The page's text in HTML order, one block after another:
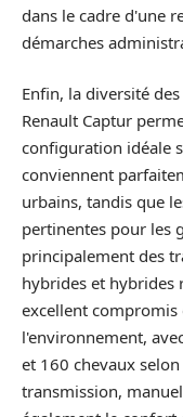
dans le cadre d'une
démarches
Enfin, la diversité
Renault Captur
configuration idéale
conviennent
urbains, tandis que
pertinentes pour les
principalement des
hybrides et hybrides
excellent compromis
l'environnement,
et 160 chevaux
transmission,